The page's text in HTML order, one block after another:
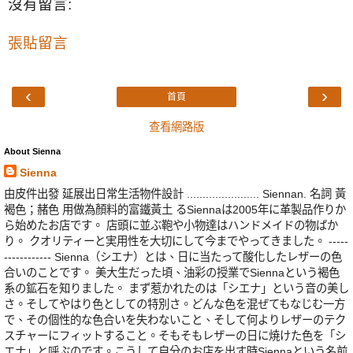
沒有留言:
張貼留言
‹ ›
首頁
查看網路版
About Sienna
Sienna
由皮件出發 延展出日常生活物件設計 ....................... Siennan. 名詞 黃
褐色；赭色 用做為顏料的富鐵黃土 るSiennaは2005年に革製品作りか
ら始めたお店です。 店頭に並ぶ鞄や小物達はハンドメイドの物ばか
り。 クオリティーと実用性を大切にして今までやってきました。 -----
------------ Sienna（シエナ）とは、日に当たって酸化したレザーの色
合いのことです。 美大生だった頃、油彩の授業でSiennaという褐色
系の鉱石を知りました。 まず惹かれたのは「シエナ」という音の美し
さ。そしてやはり色としての特別さ。どんな色を混ぜてもなじむ一方
で、その個性的な色合いを失わないこと、そして何よりレザーのテク
スチャーにフィットすること。そもそもレザーの日に焼けた色を「シ